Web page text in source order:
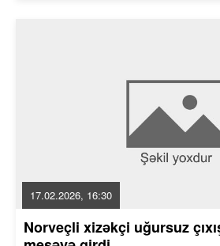
17.02.2026, 16:30
Norveçli xizəkçi uğursuz